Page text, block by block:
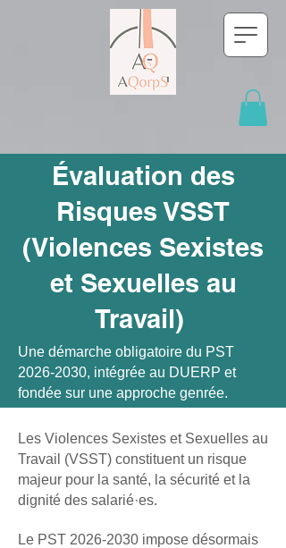
Pourquoi évaluer les
risques VSST ?
Les Violences Sexistes et Sexuelles au
Travail (VSST) constituent un risque
majeur pour la santé, la sécurité et la
dignité des salarié·es.
Le PST 2026‑2030 impose désormais
Évaluation des
Risques VSST
(Violences Sexistes
et Sexuelles au
Travail)
Une démarche obligatoire du PST
2026‑2030, intégrée au DUERP et
fondée sur une approche genrée.